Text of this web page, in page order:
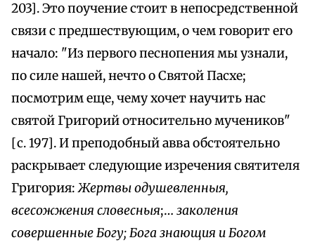
203]. Это поучение стоит в непосредственной
связи с предшествующим, о чем говорит его
начало: "Из первого песнопения мы узнали,
по силе нашей, нечто о Святой Пасхе;
посмотрим еще, чему хочет научить нас
святой Григорий относительно мучеников"
[с. 197]. И преподобный авва обстоятельно
раскрывает следующие изречения святителя
Григория:Жертвы одушевленныя,
всесожжения словеcныя;… заколения
совершенные Богу; Бога знающия и Богом